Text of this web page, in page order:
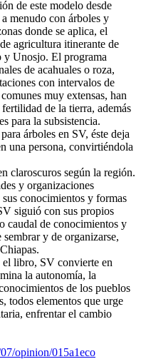
de este modelo desde
menudo con árboles y
donde se aplica, el
agricultura itinerante de
y Unosjo. El programa
de acahuales o roza,
con intervalos de
muy extensas, han
de la tierra, además
para la subsistencia.
árboles en SV, éste deja
una persona, convirtiéndola
claroscuros según la región.
y organizaciones
conocimientos y formas
siguió con sus propios
caudal de conocimientos y
y de organizarse,
el libro, SV convierte en
la autonomía, la
de los pueblos
todos elementos que urge
enfrentar el cambio
opinion/015a1eco